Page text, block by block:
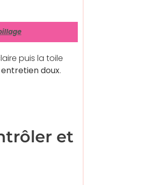
puis la toile
doux.
et